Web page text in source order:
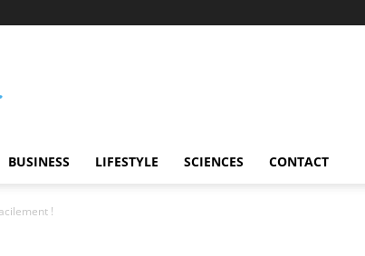
BUSINESS LIFESTYLE SCIENCES CONTACT
!